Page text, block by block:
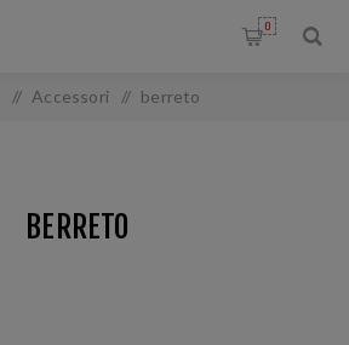
0
/ Accessori / berreto
BERRETO